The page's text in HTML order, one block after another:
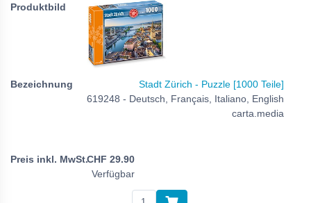
Stadt Zürich - Puzzle [1000 Teile]
619248 - Deutsch, Français, Italiano, English
carta.media
CHF 29.90
Verfügbar